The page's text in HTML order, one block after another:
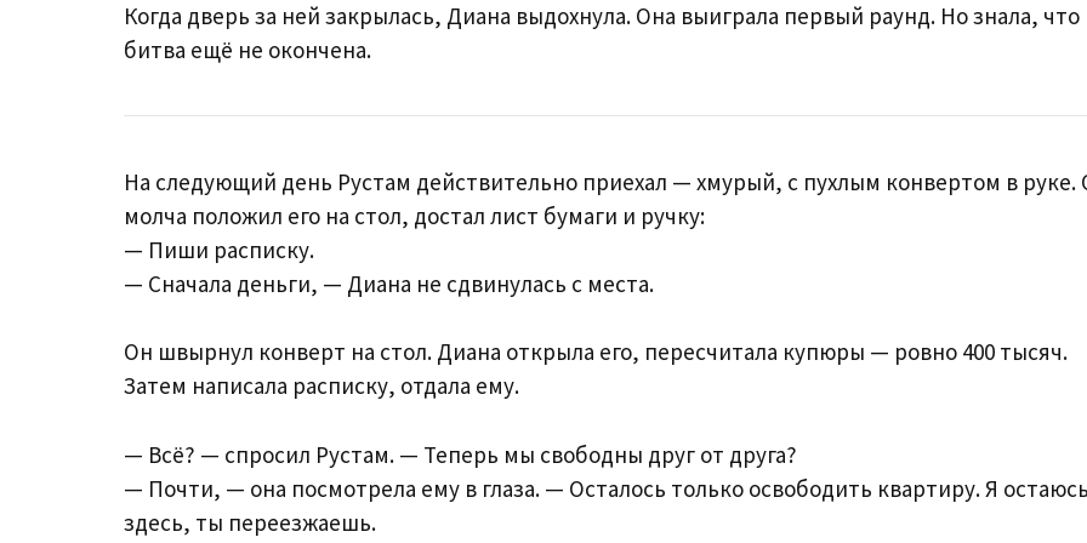
Когда дверь за ней закрылась, Диана выдохнула. Она выиграла первый раунд. Но знала, что
битва ещё не окончена.
На следующий день Рустам действительно приехал — хмурый, с пухлым конвертом в руке.
молча положил его на стол, достал лист бумаги и ручку:
— Пиши расписку.
— Сначала деньги, — Диана не сдвинулась с места.
Он швырнул конверт на стол. Диана открыла его, пересчитала купюры — ровно 400 тысяч.
Затем написала расписку, отдала ему.
— Всё? — спросил Рустам. — Теперь мы свободны друг от друга?
— Почти, — она посмотрела ему в глаза. — Осталось только освободить квартиру. Я
здесь, ты переезжаешь.